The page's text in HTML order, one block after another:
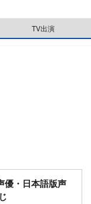
u
TV出演
優・日本語版声